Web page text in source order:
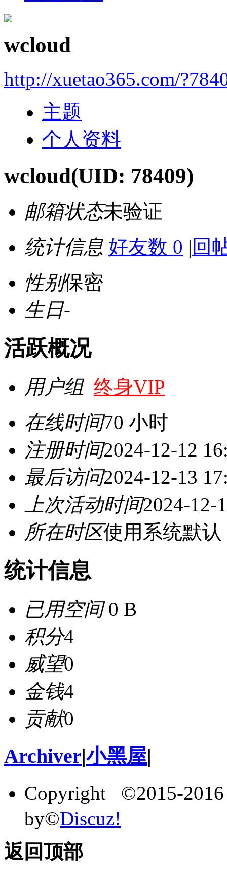
wcloud
http://xuetao365.com/
主题
个人资料
wcloud(UID: 78409)
邮箱状态未验证
统计信息 好友数 0 | 回
性别保密
生日-
活跃概况
用户组 终身VIP
在线时间70 小时
注册时间2024-12-12
最后访问2024-12-13
上次活动时间2024-12-
所在时区使用系统默认
统计信息
已用空间0 B
积分4
威望0
金钱4
贡献0
Archiver|小黑屋|
Copyright ©2015-
by©Discuz!
返回顶部